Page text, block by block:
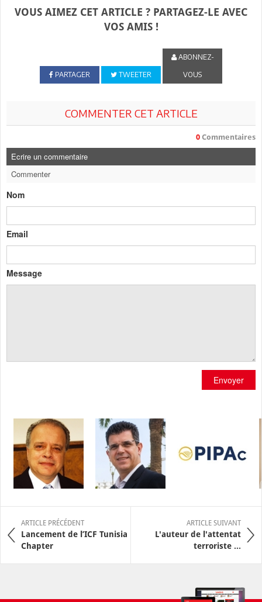
VOUS AIMEZ CET ARTICLE ? PARTAGEZ-LE AVEC
VOS AMIS !
PARTAGER TWEETER
ABONNEZ-
VOUS
COMMENTER CET ARTICLE
0 Commentaires
Ecrire un commentaire
Commenter
Nom
Email
Message
Envoyer
ARTICLE PRÉCÉDENT
Lancement de l’ICF Tunisia
Chapter
ARTICLE SUIVANT
L'auteur de l'attentat
terroriste ...